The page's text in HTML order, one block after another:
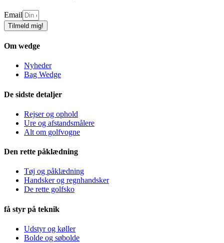
Email
Tilmeld mig!
Om wedge
Nyheder
Bag Wedge
De sidste detaljer
Rejser og ophold
Ure og afstandsmålere
Alt om golfvogne
Den rette påklædning
Tøj og påklædning
Handsker og regnhandsker
De rette golfsko
få styr på teknik
Udstyr og køller
Bolde og søbolde